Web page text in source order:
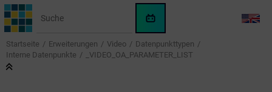
Springe zum Hauptinhalt
WinCC
OA
KI-
LANG
Startseite Erweiterungen Video
Datenpunkttypen
Interne Datenpunkte
_VIDEO_OA_PARAMETER_LIST